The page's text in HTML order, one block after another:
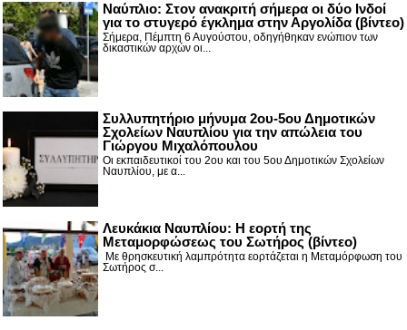
Nαύπλιο: Στον ανακριτή σήμερα οι δύο Ινδοί
για το στυγερό έγκλημα στην Αργολίδα (βίντεο)
Σήμερα, Πέμπτη 6 Αυγούστου, οδηγήθηκαν ενώπιον των
δικαστικών αρχών οι...
Συλλυπητήριο μήνυμα 2ου-5ου Δημοτικών
Σχολείων Ναυπλίου για την απώλεια του
Γιώργου Μιχαλόπουλου
Οι εκπαιδευτικοί του 2ου και του 5ου Δημοτικών Σχολείων
Ναυπλίου, με α...
Λευκάκια Ναυπλίου: Η εορτή της
Μεταμορφώσεως του Σωτήρος (βίντεο)
Με θρησκευτική λαμπρότητα εορτάζεται η Μεταμόρφωση του
Σωτήρος σ...